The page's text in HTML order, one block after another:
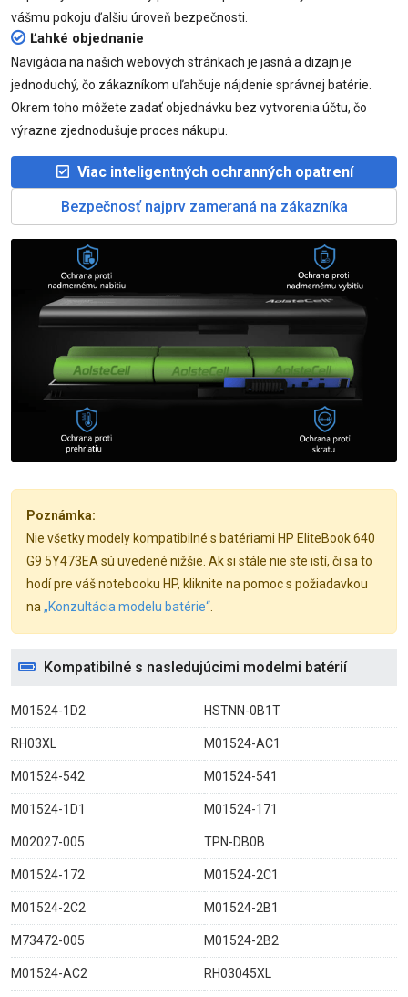
vášmu pokoju ďalšiu úroveň bezpečnosti.
Ľahké objednanie
Navigácia na našich webových stránkach je jasná a dizajn je
jednoduchý, čo zákazníkom uľahčuje nájdenie správnej batérie.
Okrem toho môžete zadať objednávku bez vytvorenia účtu, čo
výrazne zjednodušuje proces nákupu.
Viac inteligentných ochranných opatrení
Bezpečnosť najprv zameraná na zákazníka
Poznámka:
Nie všetky modely kompatibilné s batériami HP EliteBook 640
G9 5Y473EA sú uvedené nižšie. Ak si stále nie ste istí, či sa to
hodí pre váš notebooku HP, kliknite na pomoc s požiadavkou
na „Konzultácia modelu batérie“
Kompatibilné s nasledujúcimi modelmi batérií
M01524-1D2 HSTNN-0B1T
RH03XL M01524-AC1
M01524-542 M01524-541
M01524-1D1 M01524-171
M02027-005 TPN-DB0B
M01524-172 M01524-2C1
M01524-2C2 M01524-2B1
M73472-005 M01524-2B2
M01524-AC2 RH03045XL